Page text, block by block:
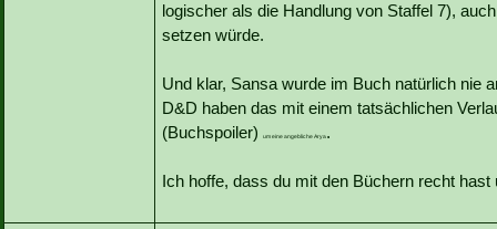
logischer als die Handlung von Staffel 7),
setzen würde.
Und klar, Sansa wurde im Buch natürlich nie
D&D haben das mit einem tatsächlichen
(Buchspoiler)
um eine angebliche Arya.
Ich hoffe, dass du mit den Büchern recht hast